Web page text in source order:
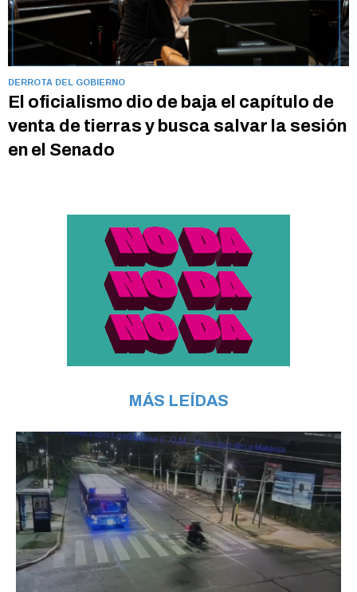
DERROTA DEL GOBIERNO
El oficialismo dio de baja el capítulo de
venta de tierras y busca salvar la sesión
en el Senado
MÁS LEÍDAS